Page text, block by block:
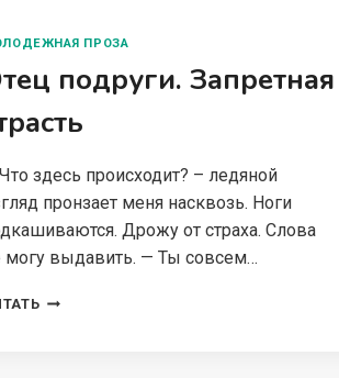
ПРОЗА
подруги. Запретная
здесь происходит? – ледяной
пронзает меня насквозь. Ноги
Дрожу от страха. Слова
могу выдавить. — Ты совсем…
ОТЕЦ